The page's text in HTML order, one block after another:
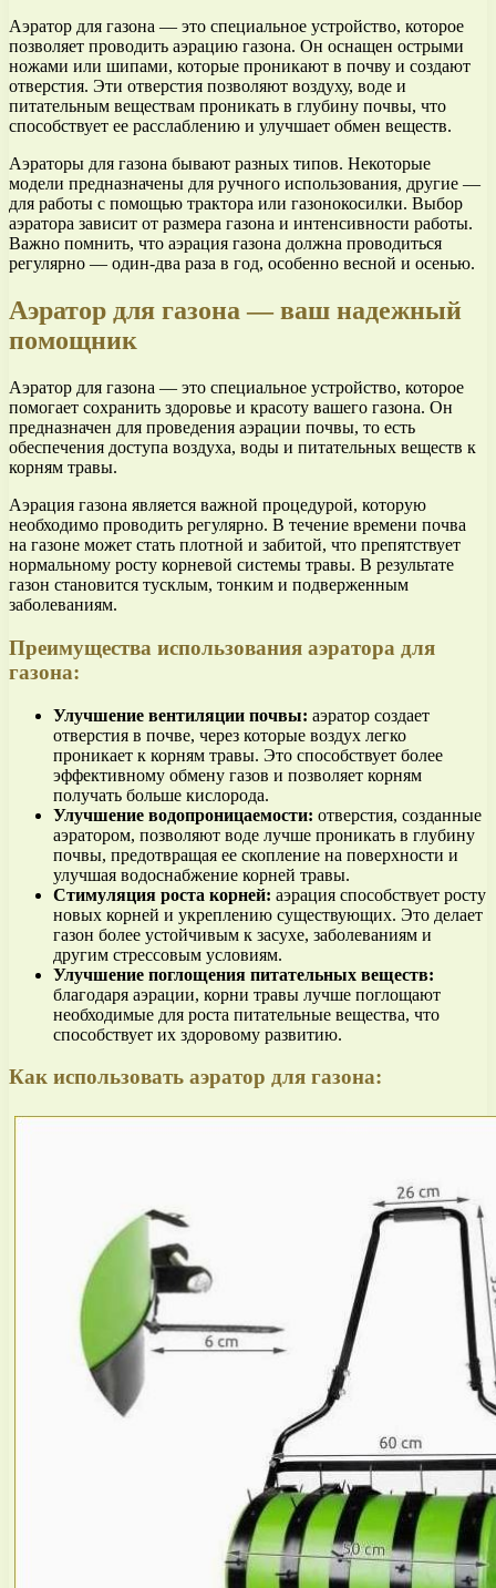
Аэратор для газона — это специальное устройство, которое
позволяет проводить аэрацию газона. Он оснащен острыми
ножами или шипами, которые проникают в почву и создают
отверстия. Эти отверстия позволяют воздуху, воде и
питательным веществам проникать в глубину почвы, что
способствует ее расслаблению и улучшает обмен веществ.
Аэраторы для газона бывают разных типов. Некоторые
модели предназначены для ручного использования, другие —
для работы с помощью трактора или газонокосилки. Выбор
аэратора зависит от размера газона и интенсивности работы.
Важно помнить, что аэрация газона должна проводиться
регулярно — один-два раза в год, особенно весной и осенью.
Аэратор для газона — ваш надежный
помощник
Аэратор для газона — это специальное устройство, которое
помогает сохранить здоровье и красоту вашего газона. Он
предназначен для проведения аэрации почвы, то есть
обеспечения доступа воздуха, воды и питательных веществ к
корням травы.
Аэрация газона является важной процедурой, которую
необходимо проводить регулярно. В течение времени почва
на газоне может стать плотной и забитой, что препятствует
нормальному росту корневой системы травы. В результате
газон становится тусклым, тонким и подверженным
заболеваниям.
Преимущества использования аэратора для
газона:
Улучшение вентиляции почвы: аэратор создает
отверстия в почве, через которые воздух легко
проникает к корням травы. Это способствует более
эффективному обмену газов и позволяет корням
получать больше кислорода.
Улучшение водопроницаемости: отверстия, созданные
аэратором, позволяют воде лучше проникать в глубину
почвы, предотвращая ее скопление на поверхности и
улучшая водоснабжение корней травы.
Стимуляция роста корней: аэрация способствует росту
новых корней и укреплению существующих. Это делает
газон более устойчивым к засухе, заболеваниям и
другим стрессовым условиям.
Улучшение поглощения питательных веществ:
благодаря аэрации, корни травы лучше поглощают
необходимые для роста питательные вещества, что
способствует их здоровому развитию.
Как использовать аэратор для газона: